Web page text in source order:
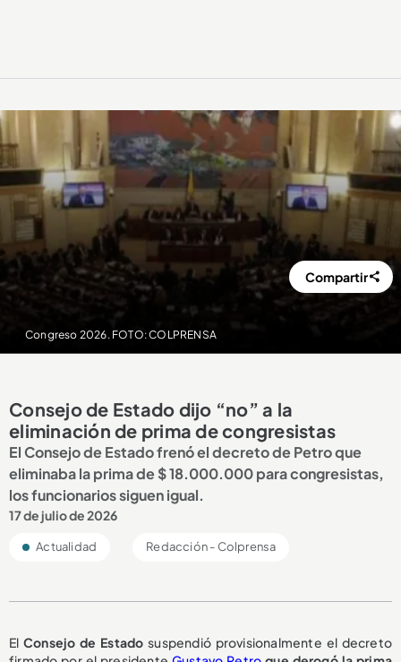
Congreso 2026. FOTO: COLPRENSA
Compartir
Consejo de Estado dijo “no” a la
eliminación de prima de congresistas
El Consejo de Estado frenó el decreto de Petro que
eliminaba la prima de $ 18.000.000 para congresistas,
los funcionarios siguen igual.
17 de julio de 2026
Actualidad Redacción - Colprensa
ElConsejo de Estado suspendió provisionalmente el decreto